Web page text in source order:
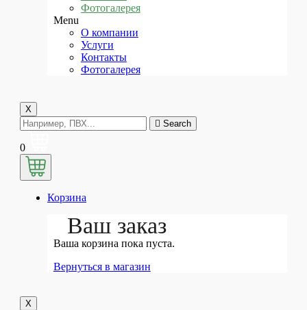
Фотогалерея
Menu
О компании
Услуги
Контакты
Фотогалерея
X
Search
0
Корзина
Ваш заказ
Ваша корзина пока пуста.
Вернуться в магазин
X